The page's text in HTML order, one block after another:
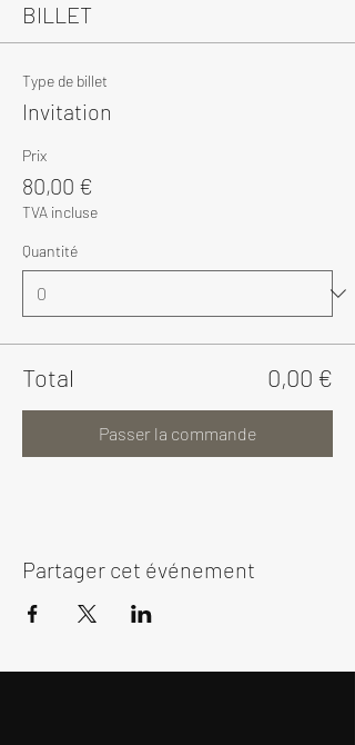
BILLET
Type de billet
Invitation
Prix
80,00 €
TVA incluse
Quantité
Total 0,00 €
Passer la commande
Partager cet événement